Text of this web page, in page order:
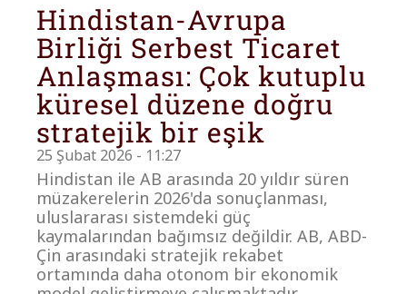
Hindistan-Avrupa
Birliği Serbest Ticaret
Anlaşması: Çok kutuplu
küresel düzene doğru
stratejik bir eşik
25 Şubat 2026 - 11:27
Hindistan ile AB arasında 20 yıldır süren
müzakerelerin 2026'da sonuçlanması,
uluslararası sistemdeki güç
kaymalarından bağımsız değildir. AB, ABD-
Çin arasındaki stratejik rekabet
ortamında daha otonom bir ekonomik